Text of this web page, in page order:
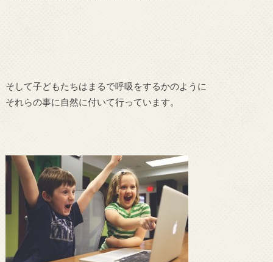
そして子どもたちはまるで呼吸をするかのように
それらの事に自然に付いて行っています。